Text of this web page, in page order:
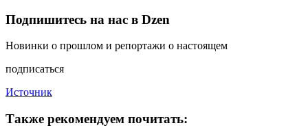
Подпишитесь на нас в Dzen
Новинки о прошлом и репортажи о настоящем
подписаться
Источник
Также рекомендуем почитать: